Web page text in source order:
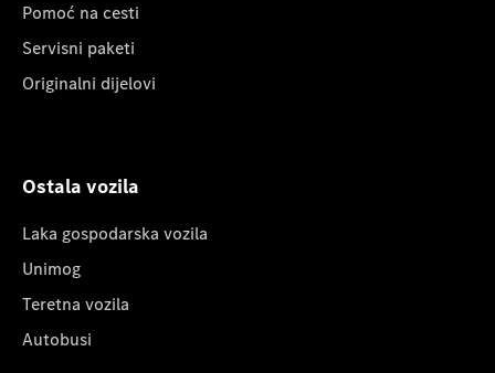
Pomoć na cesti
Servisni paketi
Originalni dijelovi
Ostala vozila
Laka gospodarska vozila
Unimog
Teretna vozila
Autobusi